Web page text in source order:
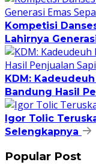
Kompetisi
Lahirnya
KDM:
Bandung Hasil
Igor Tolic
Selengkapnya
Popular Post